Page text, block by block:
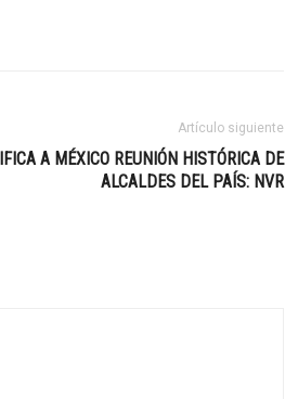
Artículo siguiente
A MÉXICO REUNIÓN HISTÓRICA DE
ALCALDES DEL PAÍS: NVR